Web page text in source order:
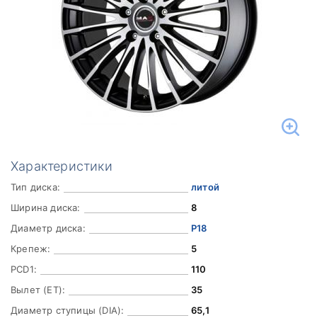
Характеристики
Тип диска:
литой
Ширина диска:
8
Диаметр диска:
Р18
Крепеж:
5
PCD1:
110
Вылет (ET):
35
Диаметр ступицы (DIA):
65,1